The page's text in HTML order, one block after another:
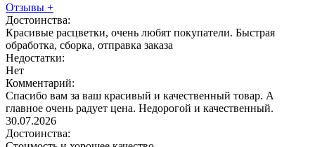
Отзывы +
Достоинства:
Красивые расцветки, очень любят покупатели. Быстрая
обработка, сборка, отправка заказа
Недостатки:
Нет
Комментарий:
Спасибо вам за ваш красивый и качественный товар. А
главное очень радует цена. Недорогой и качественный.
30.07.2026
Достоинства: